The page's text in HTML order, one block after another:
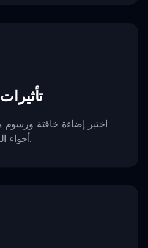
اختبر إضاءة خافتة
أجواء الرعب بينما تضع الأصوات.